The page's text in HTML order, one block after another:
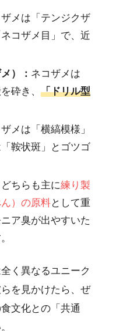
メは「テンジクザ
コザメ目」で、近
）： ネコザメは
砕き、 「ドリル型
メは「横縞模様」
鞍状斑」とゴツゴ
どちらも主に練り製
）の原料として重
ア臭が出やすいた
く異なるユニーク
を見かけたら、ぜ
文化との「共通